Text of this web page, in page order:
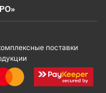
поставки